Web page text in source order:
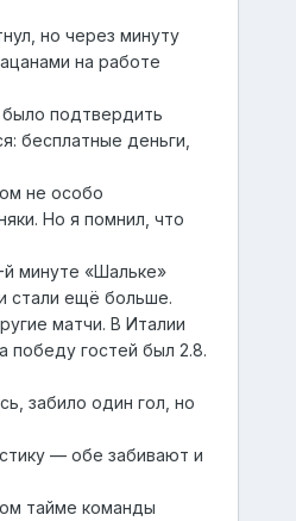
но через минуту
на работе
было подтвердить
бесплатные деньги,
не особо
Но я помнил, что
минуте «Шальке»
стали ещё больше.
матчи. В Италии
победу гостей был 2.8.
забило один гол, но
— обе забивают и
тайме команды